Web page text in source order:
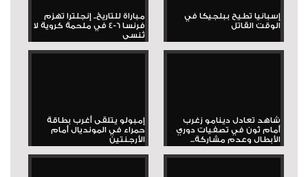
إسبانيا تطيح ببلجيكا في
الوقت القاتل
مباراة للتاريخ.. إنجلترا تهزم
فرنسا 6-4 في ملحمة كروية لا
تُنسى
شاهد تعادل دينامو زغرب
أمام ثون في تصفيات دوري
الأبطال وعدم مشاركة...
إمبولو يتلقى أغرب بطاقة
حمراء في المونديال أمام
الأرجنتين